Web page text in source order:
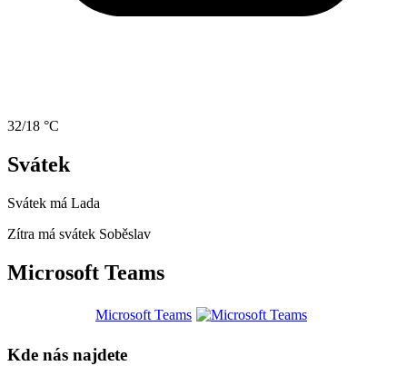
32/18 °C
Svátek
Svátek má Lada
Zítra má svátek Soběslav
Microsoft Teams
Microsoft Teams
Kde nás najdete